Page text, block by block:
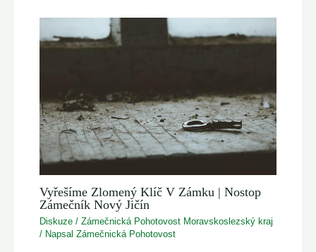
Vyřešíme Zlomený Klíč V Zámku | Nostop
Zámečník Nový Jičín
Diskuze /Zámečnická Pohotovost Moravskoslezský kraj
/ NapsalZámečnická Pohotovost